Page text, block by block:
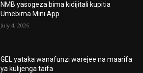
NMB yasogeza bima kidijitali kupitia
Umebima Mini App
July 4, 2026
GEL yataka wanafunzi warejee na maarifa
ya kulijenga taifa